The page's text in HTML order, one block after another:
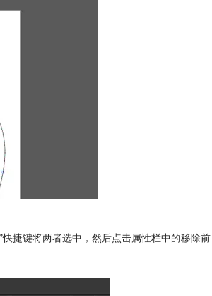
捷键将两者选中，然后点击属性栏中的移除前